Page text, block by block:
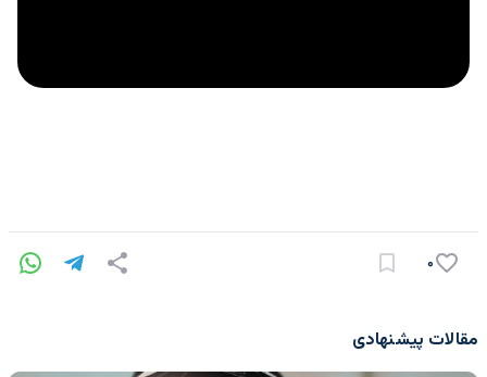
۰
مقالات پیشنهادی